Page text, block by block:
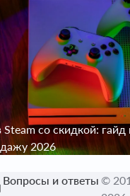
со скидкой: гайд
2026
Вопросы и ответы ©